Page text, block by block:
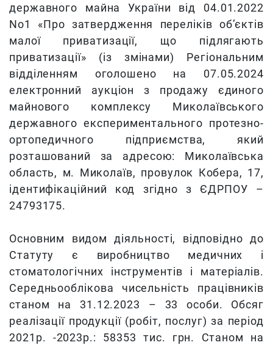
державного майна України від 04.01.2022
No1 «Про затвердження переліків об’єктів
малої приватизації, що підлягають
приватизації» (із змінами) Регіональним
відділенням оголошено на 07.05.2024
електронний аукціон з продажу єдиного
майнового комплексу Миколаївського
державного експериментального протезно-
ортопедичного підприємства, який
розташований за адресою: Миколаївська
область, м. Миколаїв, провулок Кобера, 17,
ідентифікаційний код згідно з ЄДРПОУ –
24793175.
Основним видом діяльності, відповідно до
Статуту є виробництво медичних і
стоматологічних інструментів і матеріалів.
Середньооблікова чисельність працівників
станом на 31.12.2023 – 33 особи. Обсяг
реалізації продукції (робіт, послуг) за період
2021р. -2023р.: 58353 тис. грн. Станом на